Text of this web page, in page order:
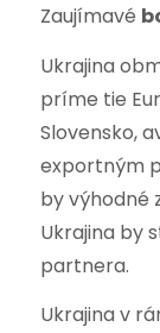
Zaujímavé
Ukrajina
príme tie
Slovensko,
exportným
by výhodné
Ukrajina by
partnera.
Ukrajina v